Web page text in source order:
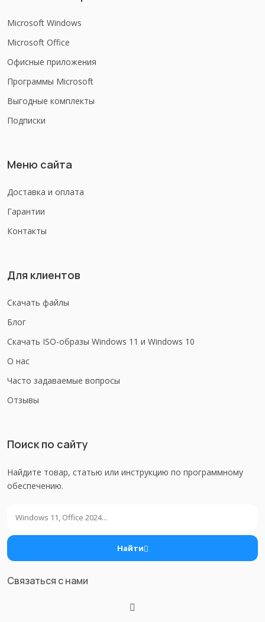
Microsoft Windows
Microsoft Office
Офисные приложения
Программы Microsoft
Выгодные комплекты
Подписки
Меню сайта
Доставка и оплата
Гарантии
Контакты
Для клиентов
Скачать файлы
Блог
Скачать ISO-образы Windows 11 и Windows 10
О нас
Часто задаваемые вопросы
Отзывы
Поиск по сайту
Найдите товар, статью или инструкцию по программному
обеспечению.
Найти
Связаться с нами